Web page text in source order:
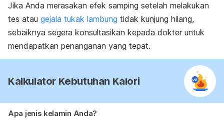
Jika Anda merasakan efek samping setelah melakukan
tes atau gejala tukak lambung tidak kunjung hilang,
sebaiknya segera konsultasikan kepada dokter untuk
mendapatkan penanganan yang tepat.
Kalkulator Kebutuhan Kalori
Apa jenis kelamin Anda?